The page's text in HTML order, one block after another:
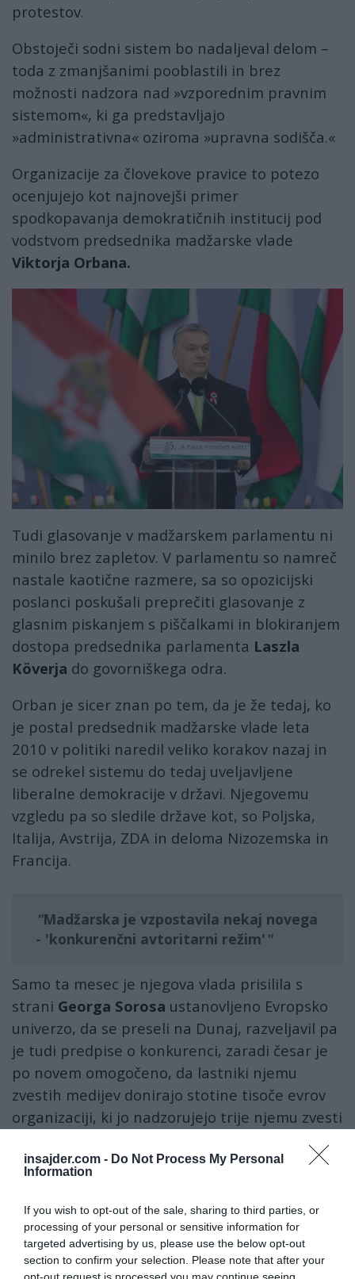
insajder.com - Do Not Process My Personal
Information
If you wish to opt-out of the sale, sharing to third parties, or
processing of your personal or sensitive information for
targeted advertising by us, please use the below opt-out
section to confirm your selection. Please note that after your
opt-out request is processed you may continue seeing
protestov.
Obstoječi sodni sistem bo nadaljeval delom –
toda z zmanjšanimi pooblastili in brez
možnosti nadzora nad »vzporednim pravnim
sistemom«, ki ga predstavljajo
»administrativna« oziroma »upravna sodišča.«
Organizacije za človekove pravice to potezo
ocenjujejo kot najnovejši primer
spodkopavanja demokratičnih institucij pod
vodstvom predsednika madžarske vlade
Viktorja Orbana.
Tudi glasovanje v madžarskem parlamentu ni
minilo brez zapletov. V parlamentu so namreč
nastale kaotične razmere, sa so opozicijski
poslanci poskušali preprečiti glasovanje z
glasnim piskanjem s piščalkami in blokiranjem
dostopa predsednika parlamenta Laszla
Köverja do govorniškega odra.
Orban je sicer znan po tem, da je že tedaj, ko
je postal predsednik madžarske vlade leta
2010 v politiki naredil veliko korakov nazaj in
se odrekel sistemu do tedaj uveljavljene
liberalne demokracije v državi. Njegovemu
vzgledu pa so sledile države kot, so Poljska,
Italija, Avstrija, ZDA in deloma Nizozemska in
Francija.
Madžarska je vzpostavila nekaj novega
- 'konkurenčni avtoritarni režim'
Samo ta mesec je njegova vlada prisilila s
strani Georga Sorosa ustanovljeno Evropsko
univerzo, da se preseli na Dunaj, razveljavil pa
je tudi predpise o konkurenci, zaradi česar je
po novem omogočeno, da lastniki njemu
zvestih medijev donirajo stotine tisoče evrov
organizaciji, ki jo nadzorujejo trije njemu zvesti
S tem je Madžarska izstopila iz sistema
letu 1990 v Evropi. Vzpostavila je nekaj novega
- »konkurenčni avtoritarni režim«. Tako je
prepričanCas Mudde, profesor univerze